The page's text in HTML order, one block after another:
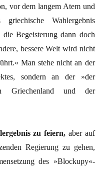
vor dem langem Atem und
Wahlergebnis
Begeisterung dann doch
bessere Welt wird nicht
Man stehe nicht an der
sondern an der »der
Griechenland und der
zu feiern, aber auf
Regierung zu gehen,
des »Blockupy«-